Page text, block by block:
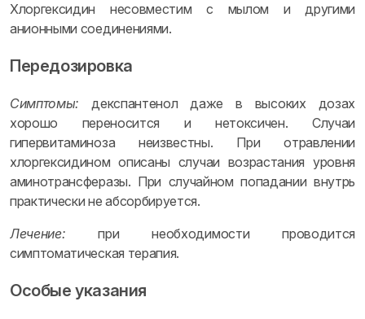
Хлоргексидин несовместим с мылом и другими
анионными соединениями.
Передозировка
Симптомы: декспантенол даже в высоких дозах
хорошо переносится и нетоксичен. Случаи
гипервитаминоза неизвестны. При отравлении
хлоргексидином описаны случаи возрастания уровня
аминотрансферазы. При случайном попадании внутрь
практически не абсорбируется.
Лечение: при необходимости проводится
симптоматическая терапия.
Особые указания